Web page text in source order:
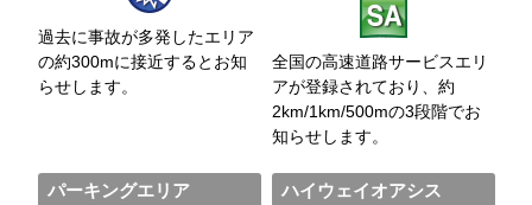
過去に事故が多発したエリア
の約300mに接近するとお知
らせします。
全国の高速道路サービスエリ
アが登録されており、約
2km/1km/500mの3段階でお
知らせします。
パーキングエリア ハイウェイオアシス